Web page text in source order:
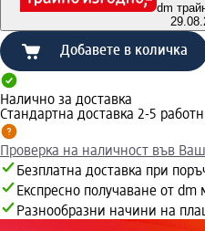
dm
Добавете в количка
Налично за доставка
Стандартна доставка 2-5
Проверка на наличност във
Безплатна доставка при
Експресно получаване от
Разнообразни начини на